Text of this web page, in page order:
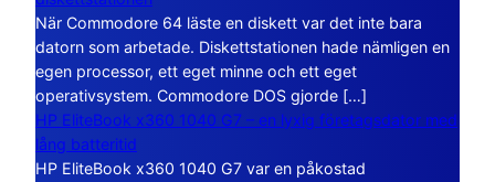
När Commodore 64 läste en diskett var det inte bara
datorn som arbetade. Diskettstationen hade nämligen en
egen processor, ett eget minne och ett eget
operativsystem. Commodore DOS gjorde […]
HP EliteBook x360 1040 G7 – en lyxig företagsdator med
lång batteritid
HP EliteBook x360 1040 G7 var en påkostad